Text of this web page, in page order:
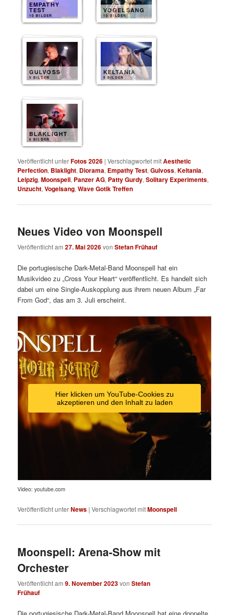
EMPATHY
TEST
10 BILDER
VOGELSANG
10 BILDER
GULVOSS
9 BILDER
KELTANIA
9 BILDER
BLAKLIGHT
8 BILDER
Veröffentlicht unterFotos 2026 |Verschlagwortet mitAesthetic
Perfection, Blaklight, Diorama, Empathy Test,Gulvoss,Keltania,
Leipzig,Moonspell, Panzer AG, Patty Gurdy,Solitary Experiments,
Unzucht,Vogelsang,Wave Gotik Treffen
Neues Video von Moonspell
Veröffentlicht am27. Mai 2026vonStefan Frühauf
Die portugiesische Dark-Metal-Band Moonspell hat ein
Musikvideo zu „Cross Your Heart“ veröffentlicht. Es handelt sich
dabei um eine Single-Auskopplung aus ihrem neuen Album „Far
From God“, das am 3. Juli erscheint.
Hier klicken um YouTube-Cookies zu
akzeptieren und den Inhalt zu laden
Video: youtube.com
Veröffentlicht unterNews |Verschlagwortet mitMoonspell
Moonspell: Arena-Show mit
Orchester
Veröffentlicht am9. November 2023vonStefan
Frühauf